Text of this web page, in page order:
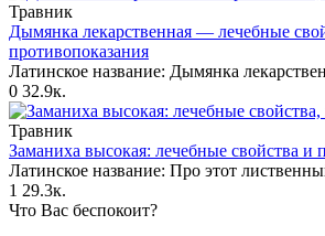
Травник
Дымянка лекарственная — лечебные
противопоказания
Латинское название: Дымянка
0 32.9к.
Травник
Заманиха высокая: лечебные свойства и
Латинское название: Про этот
1 29.3к.
Что Вас беспокоит?